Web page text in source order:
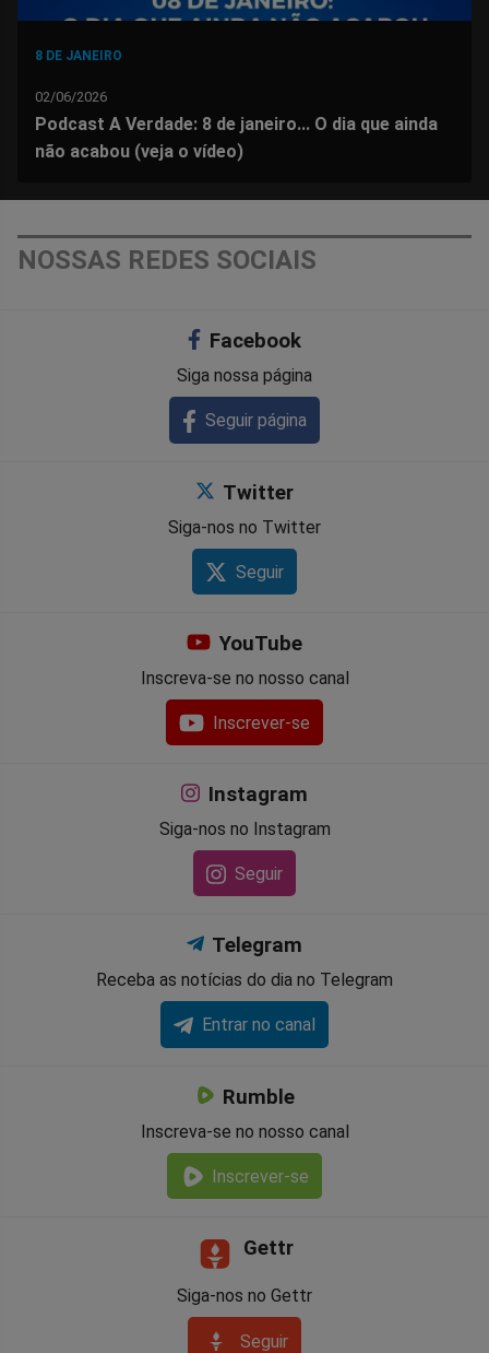
8 DE JANEIRO
02/06/2026
Podcast A Verdade: 8 de janeiro... O dia que ainda
não acabou (veja o vídeo)
NOSSAS REDES SOCIAIS
Facebook
Siga nossa página
Seguir página
Twitter
Siga-nos no Twitter
Seguir
YouTube
Inscreva-se no nosso canal
Inscrever-se
Instagram
Siga-nos no Instagram
Seguir
Telegram
Receba as notícias do dia no Telegram
Entrar no canal
Rumble
Inscreva-se no nosso canal
Inscrever-se
Gettr
Siga-nos no Gettr
Seguir